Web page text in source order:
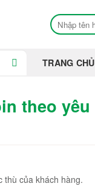
Tìm
kiếm:
TRANG CHỦ
theo
thù của khách hàng.